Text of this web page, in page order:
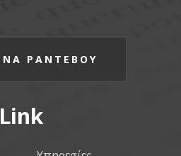
ΡΑΝΤΕΒΟΥ